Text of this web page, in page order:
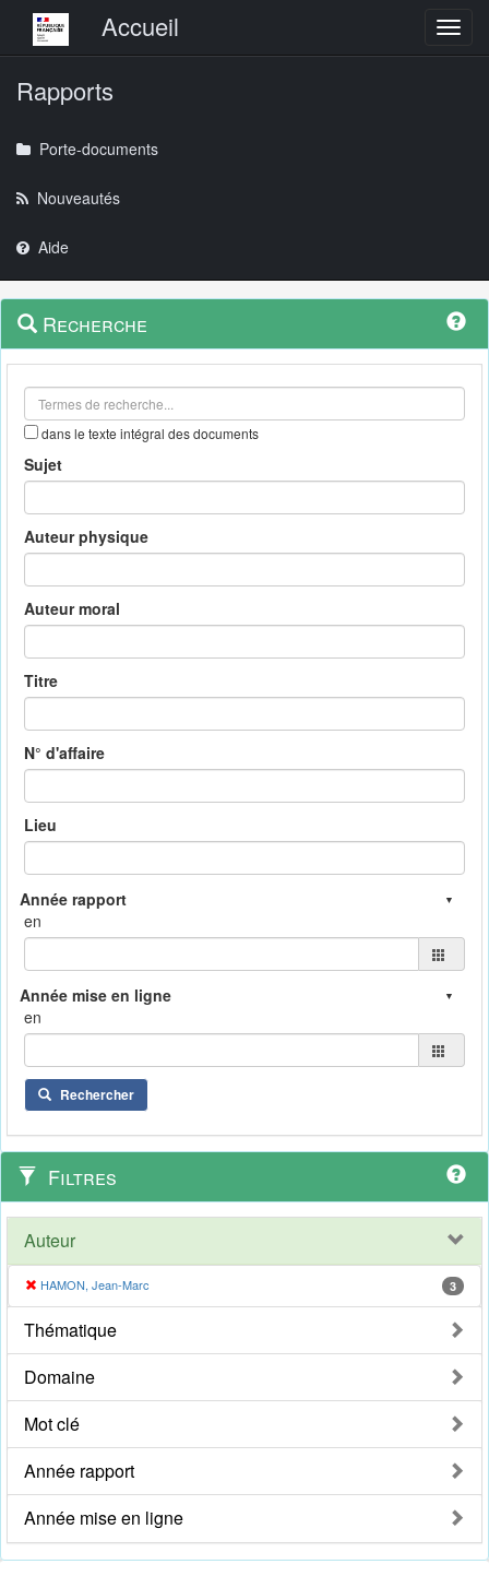
Menu principalAccueil
Rapports
Porte-documents
Nouveautés
Aide
Navigation
outils
Menu
contextuel
Recherche
dans le texte intégral des documents
Sujet
Auteur physique
Auteur moral
Titre
N° d'affaire
Lieu
en
en
Rechercher
Filtres
Auteur
HAMON, Jean-Marc 3
Thématique
Domaine
Mot clé
Année rapport
Année mise en ligne